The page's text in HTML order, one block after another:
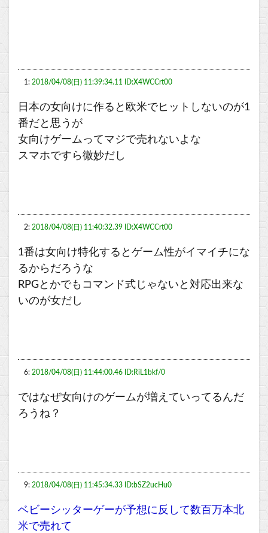
1: 2018/04/08(日) 11:39:34.11 ID:X4WCCrt00
日本の女向けに作ると欧米でヒットしないのが1
番だと思うが
女向けゲームってマジで売れないよな
スマホですら微妙だし
2: 2018/04/08(日) 11:40:32.39 ID:X4WCCrt00
1番は女向け特化するとゲーム性がイマイチにな
るからだろうな
RPGとかでもコマンド式じゃないと対応出来な
いのが女だし
6: 2018/04/08(日) 11:44:00.46 ID:RiL1bkf/0
ではなぜ女向けのゲームが増えていってるんだ
ろうね？
9: 2018/04/08(日) 11:45:34.33 ID:bSZ2ucHu0
ベビーシッターゲーが予想に反して数百万本北
米で売れて